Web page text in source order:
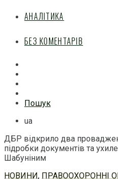
АНАЛІТИКА
БЕЗ КОМЕНТАРІВ
Пошук
ua
ДБР відкрило два
підробки документів та
Шабуніним
Перейти
НОВИНИ, ПРАВООХОРОННІ